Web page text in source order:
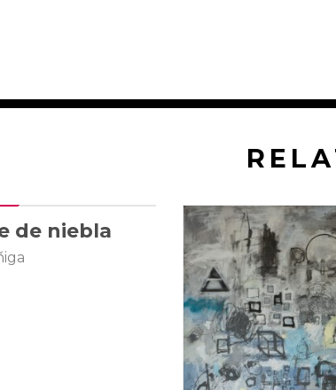
× 190 cm
de niebla
3.5 × 160 ×
$